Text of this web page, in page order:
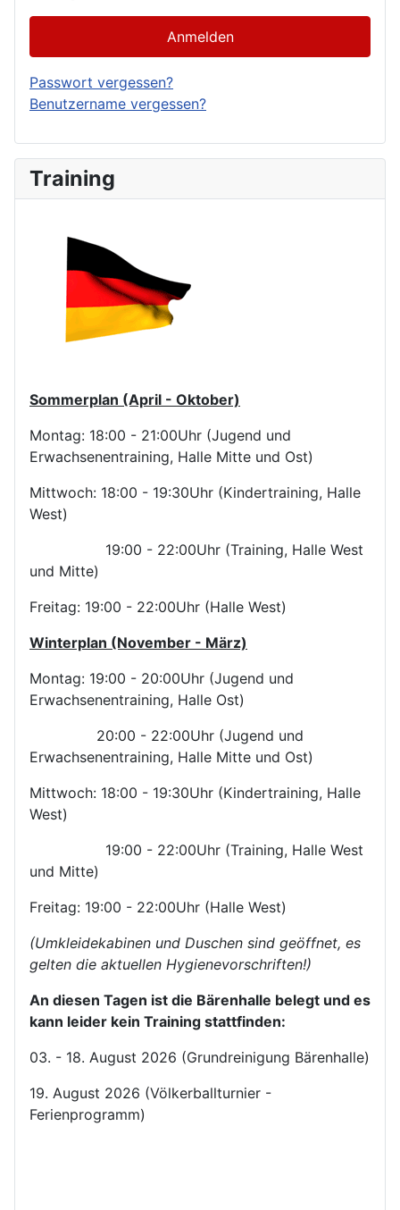
Anmelden
Passwort vergessen?
Benutzername vergessen?
Training
Sommerplan (April - Oktober)
Montag: 18:00 - 21:00Uhr (Jugend und
Erwachsenentraining, Halle Mitte und Ost)
Mittwoch: 18:00 - 19:30Uhr (Kindertraining, Halle
West)
19:00 - 22:00Uhr (Training, Halle West
und Mitte)
Freitag: 19:00 - 22:00Uhr (Halle West)
Winterplan (November - März)
Montag: 19:00 - 20:00Uhr (Jugend und
Erwachsenentraining, Halle Ost)
20:00 - 22:00Uhr (Jugend und
Erwachsenentraining, Halle Mitte und Ost)
Mittwoch: 18:00 - 19:30Uhr (Kindertraining, Halle
West)
19:00 - 22:00Uhr (Training, Halle West
und Mitte)
Freitag: 19:00 - 22:00Uhr (Halle West)
(Umkleidekabinen und Duschen sind geöffnet, es
gelten die aktuellen Hygienevorschriften!)
An diesen Tagen ist die Bärenhalle belegt und es
kann leider kein Training stattfinden:
03. - 18. August 2026 (Grundreinigung Bärenhalle)
19. August 2026 (Völkerballturnier -
Ferienprogramm)